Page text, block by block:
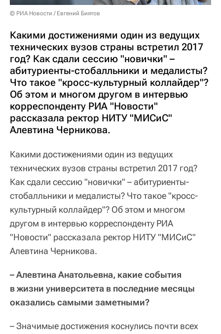
© РИА Новости / Евгений Биятов
Какими достижениями один из ведущих
технических вузов страны встретил 2017
год? Как сдали сессию "новички" –
абитуриенты-стобалльники и медалисты?
Что такое "кросс-культурный коллайдер"?
Об этом и многом другом в интервью
корреспонденту РИА "Новости"
рассказала ректор НИТУ "МИСиС"
Алевтина Черникова.
Какими достижениями один из ведущих
технических вузов страны встретил 2017 год?
Как сдали сессию "новички" – абитуриенты-
стобалльники и медалисты? Что такое "кросс-
культурный коллайдер"? Об этом и многом
другом в интервью корреспонденту РИА
"Новости" рассказала ректор НИТУ "МИСиС"
Алевтина Черникова.
– Алевтина Анатольевна, какие события
в жизни университета в последние месяцы
оказались самыми заметными?
– Значимые достижения коснулись почти всех